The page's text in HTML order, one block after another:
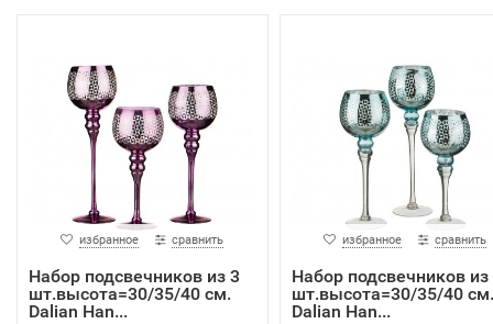
избранное сравнить
Набор подсвечников из 3
шт.высота=30/35/40 см.
Dalian Han...
избранное сравнить
Набор подсвечников из
шт.высота=30/35/40 см.
Dalian Han...